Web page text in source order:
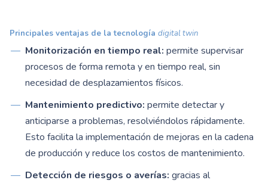
Principales ventajas de la tecnología digital twin
Monitorización en tiempo real: permite supervisar
procesos de forma remota y en tiempo real, sin
necesidad de desplazamientos físicos.
Mantenimiento predictivo: permite detectar y
anticiparse a problemas, resolviéndolos rápidamente.
Esto facilita la implementación de mejoras en la cadena
de producción y reduce los costos de mantenimiento.
Detección de riesgos o averías: gracias al